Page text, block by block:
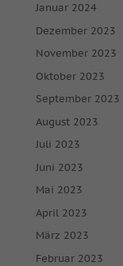
Januar 2024
Dezember 2023
November 2023
Oktober 2023
September 2023
August 2023
Juli 2023
Juni 2023
Mai 2023
April 2023
März 2023
Februar 2023